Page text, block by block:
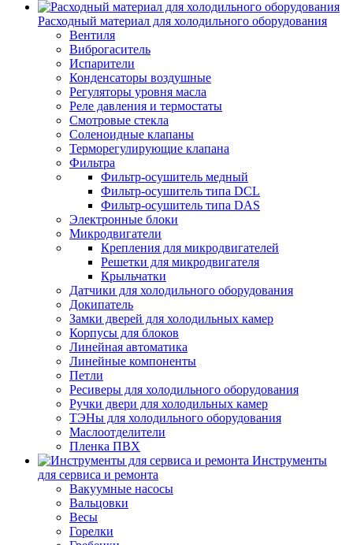
Расходный материал для холодильного оборудования
Вентиля
Виброгаситель
Испарители
Конденсаторы воздушные
Регуляторы уровня масла
Реле давления и термостаты
Смотровые стекла
Соленоидные клапаны
Терморегулирующие клапана
Фильтра
Фильтр-осушитель медный
Фильтр-осушитель типа DCL
Фильтр-осушитель типа DAS
Электронные блоки
Микродвигатели
Крепления для микродвигателей
Решетки для микродвигателя
Крыльчатки
Датчики для холодильного оборудования
Докипатель
Замки дверей для холодильных камер
Корпусы для блоков
Линейная автоматика
Линейные компоненты
Петли
Ресиверы для холодильного оборудования
Ручки двери для холодильных камер
ТЭНы для холодильного оборудования
Маслоотделители
Пленка ПВХ
Инструменты
для сервиса и ремонта
Вакуумные насосы
Вальцовки
Весы
Горелки